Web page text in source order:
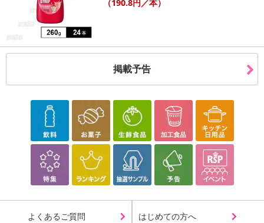
（190.8円／本）
掲載予告
よくあるご質問 はじめての方へ